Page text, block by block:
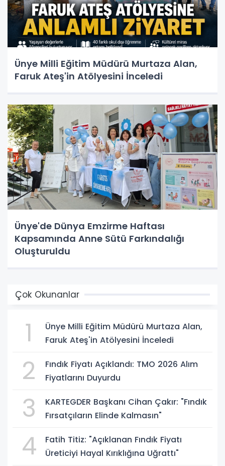
Ünye Milli Eğitim Müdürü Murtaza Alan,
Faruk Ateş'in Atölyesini İnceledi
Ünye'de Dünya Emzirme Haftası
Kapsamında Anne Sütü Farkındalığı
Oluşturuldu
Çok Okunanlar
1
Ünye Milli Eğitim Müdürü Murtaza Alan,
Faruk Ateş'in Atölyesini İnceledi
2
Fındık Fiyatı Açıklandı: TMO 2026 Alım
Fiyatlarını Duyurdu
3
KARTEGDER Başkanı Cihan Çakır: "Fındık
Fırsatçıların Elinde Kalmasın"
4
Fatih Titiz: "Açıklanan Fındık Fiyatı
Üreticiyi Hayal Kırıklığına Uğrattı"